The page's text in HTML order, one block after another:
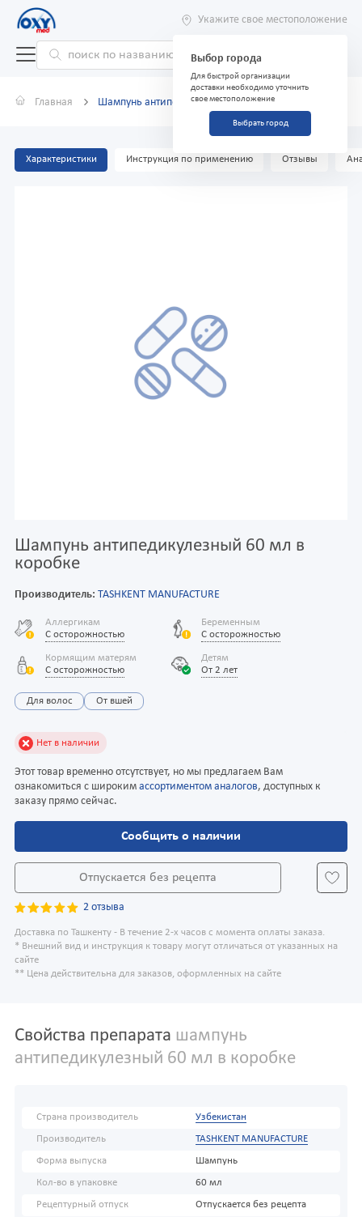
Укажите свое местоположение
Выбор города
Для быстрой организации
доставки необходимо уточнить
свое местоположение
Выбрать город
Главная Шампунь антипедикулезный 60 мл в коробке
Характеристики Инструкция по применению Отзывы
Шампунь антипедикулезный 60 мл в
коробке
Производитель: TASHKENT MANUFACTURE
Аллергикам
С осторожностью
Беременным
С осторожностью
Кормящим матерям
С осторожностью
Детям
От 2 лет
Для волос От вшей
Нет в наличии
Этот товар временно отсутствует, но мы предлагаем Вам
ознакомиться с широким ассортиментом аналогов, доступных к
заказу прямо сейчас.
Сообщить о наличии
Отпускается без рецепта
2 отзыва
Доставка по Ташкенту - В течение 2-х часов с момента оплаты заказа.
* Внешний вид и инструкция к товару могут отличаться от указанных на
сайте
** Цена действительна для заказов, оформленных на сайте
Свойства препарата шампунь
антипедикулезный 60 мл в коробке
Страна производитель Узбекистан
Производитель TASHKENT MANUFACTURE
Форма выпуска Шампунь
Кол-во в упаковке 60 мл
Рецептурный отпуск Отпускается без рецепта